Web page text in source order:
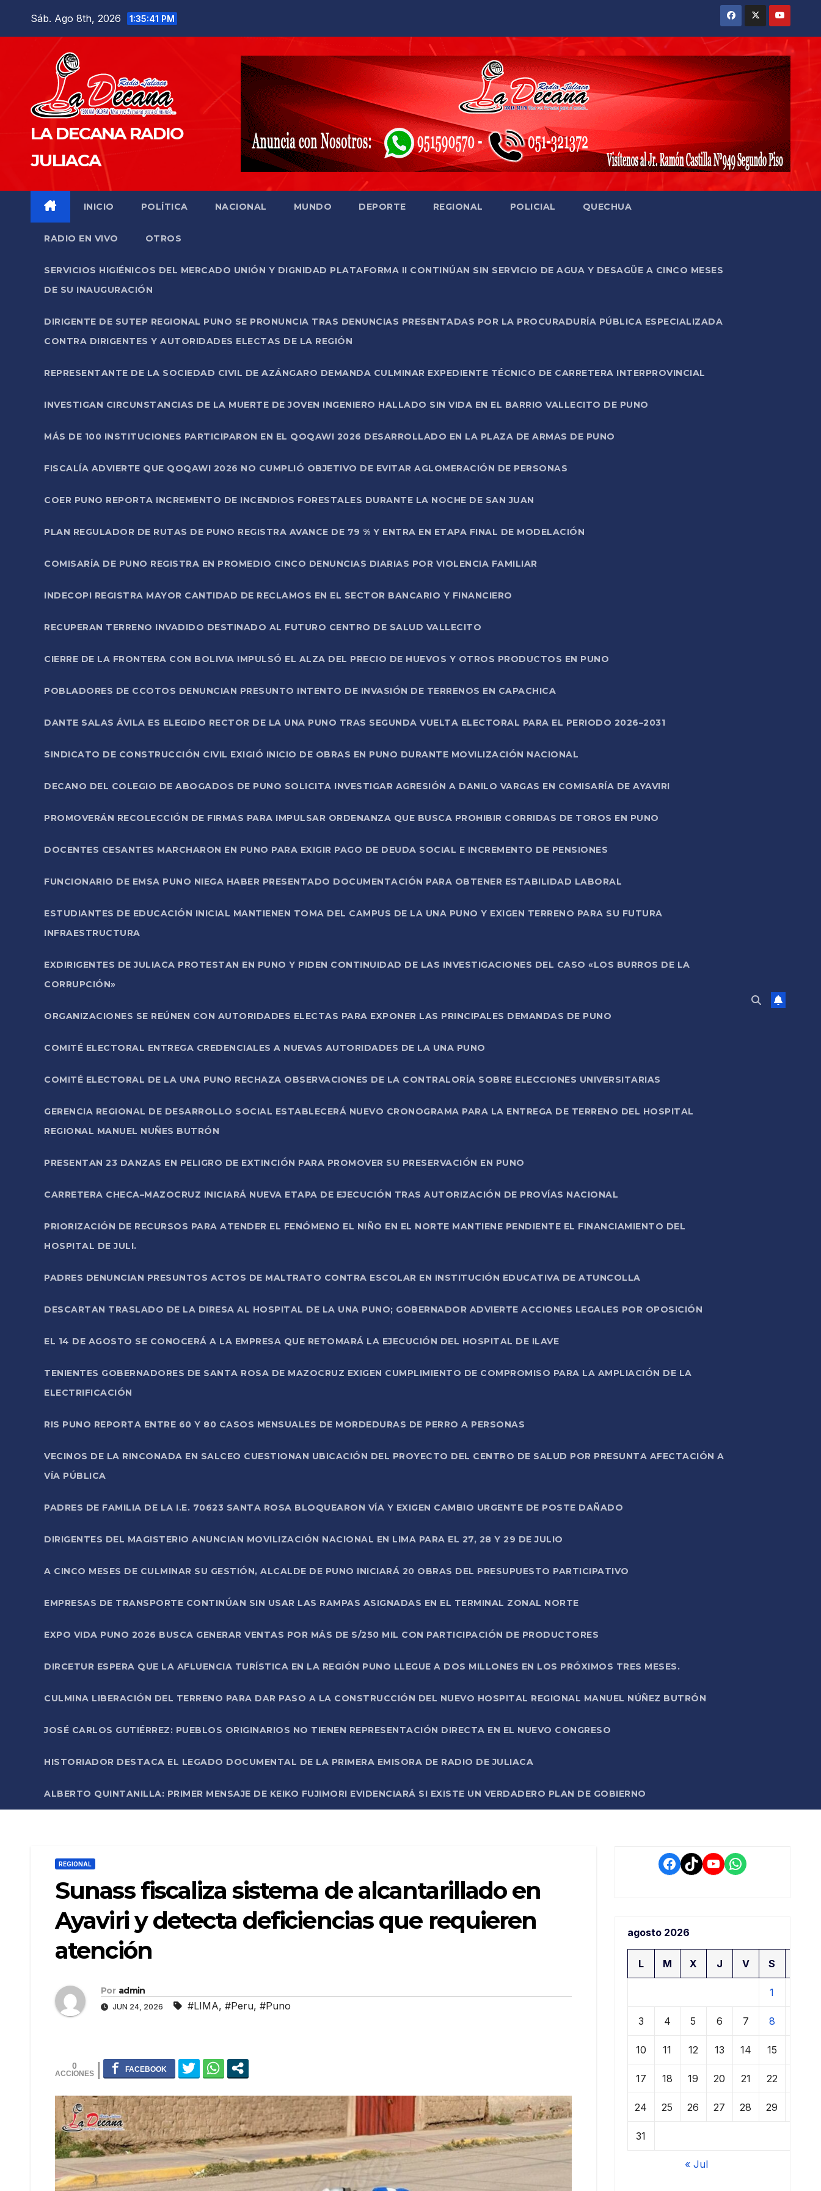
Sáb. Ago 8th, 2026 1:35:42 PM
LA DECANA RADIO
JULIACA
INICIO POLÍTICA NACIONAL MUNDO DEPORTE REGIONAL POLICIAL QUECHUA
RADIO EN VIVO OTROS
SERVICIOS HIGIÉNICOS DEL MERCADO UNIÓN Y DIGNIDAD PLATAFORMA II CONTINÚAN SIN SERVICIO DE AGUA Y DESAGÜE A CINCO MESES
DE SU INAUGURACIÓN
DIRIGENTE DE SUTEP REGIONAL PUNO SE PRONUNCIA TRAS DENUNCIAS PRESENTADAS POR LA PROCURADURÍA PÚBLICA ESPECIALIZADA
CONTRA DIRIGENTES Y AUTORIDADES ELECTAS DE LA REGIÓN
REPRESENTANTE DE LA SOCIEDAD CIVIL DE AZÁNGARO DEMANDA CULMINAR EXPEDIENTE TÉCNICO DE CARRETERA INTERPROVINCIAL
INVESTIGAN CIRCUNSTANCIAS DE LA MUERTE DE JOVEN INGENIERO HALLADO SIN VIDA EN EL BARRIO VALLECITO DE PUNO
MÁS DE 100 INSTITUCIONES PARTICIPARON EN EL QOQAWI 2026 DESARROLLADO EN LA PLAZA DE ARMAS DE PUNO
FISCALÍA ADVIERTE QUE QOQAWI 2026 NO CUMPLIÓ OBJETIVO DE EVITAR AGLOMERACIÓN DE PERSONAS
COER PUNO REPORTA INCREMENTO DE INCENDIOS FORESTALES DURANTE LA NOCHE DE SAN JUAN
PLAN REGULADOR DE RUTAS DE PUNO REGISTRA AVANCE DE 79 % Y ENTRA EN ETAPA FINAL DE MODELACIÓN
COMISARÍA DE PUNO REGISTRA EN PROMEDIO CINCO DENUNCIAS DIARIAS POR VIOLENCIA FAMILIAR
INDECOPI REGISTRA MAYOR CANTIDAD DE RECLAMOS EN EL SECTOR BANCARIO Y FINANCIERO
RECUPERAN TERRENO INVADIDO DESTINADO AL FUTURO CENTRO DE SALUD VALLECITO
CIERRE DE LA FRONTERA CON BOLIVIA IMPULSÓ EL ALZA DEL PRECIO DE HUEVOS Y OTROS PRODUCTOS EN PUNO
POBLADORES DE CCOTOS DENUNCIAN PRESUNTO INTENTO DE INVASIÓN DE TERRENOS EN CAPACHICA
DANTE SALAS ÁVILA ES ELEGIDO RECTOR DE LA UNA PUNO TRAS SEGUNDA VUELTA ELECTORAL PARA EL PERIODO 2026–2031
SINDICATO DE CONSTRUCCIÓN CIVIL EXIGIÓ INICIO DE OBRAS EN PUNO DURANTE MOVILIZACIÓN NACIONAL
DECANO DEL COLEGIO DE ABOGADOS DE PUNO SOLICITA INVESTIGAR AGRESIÓN A DANILO VARGAS EN COMISARÍA DE AYAVIRI
PROMOVERÁN RECOLECCIÓN DE FIRMAS PARA IMPULSAR ORDENANZA QUE BUSCA PROHIBIR CORRIDAS DE TOROS EN PUNO
DOCENTES CESANTES MARCHARON EN PUNO PARA EXIGIR PAGO DE DEUDA SOCIAL E INCREMENTO DE PENSIONES
FUNCIONARIO DE EMSA PUNO NIEGA HABER PRESENTADO DOCUMENTACIÓN PARA OBTENER ESTABILIDAD LABORAL
ESTUDIANTES DE EDUCACIÓN INICIAL MANTIENEN TOMA DEL CAMPUS DE LA UNA PUNO Y EXIGEN TERRENO PARA SU FUTURA
INFRAESTRUCTURA
EXDIRIGENTES DE JULIACA PROTESTAN EN PUNO Y PIDEN CONTINUIDAD DE LAS INVESTIGACIONES DEL CASO «LOS BURROS DE LA
CORRUPCIÓN»
ORGANIZACIONES SE REÚNEN CON AUTORIDADES ELECTAS PARA EXPONER LAS PRINCIPALES DEMANDAS DE PUNO
COMITÉ ELECTORAL ENTREGA CREDENCIALES A NUEVAS AUTORIDADES DE LA UNA PUNO
COMITÉ ELECTORAL DE LA UNA PUNO RECHAZA OBSERVACIONES DE LA CONTRALORÍA SOBRE ELECCIONES UNIVERSITARIAS
GERENCIA REGIONAL DE DESARROLLO SOCIAL ESTABLECERÁ NUEVO CRONOGRAMA PARA LA ENTREGA DE TERRENO DEL HOSPITAL
REGIONAL MANUEL NUÑES BUTRÓN
PRESENTAN 23 DANZAS EN PELIGRO DE EXTINCIÓN PARA PROMOVER SU PRESERVACIÓN EN PUNO
CARRETERA CHECA–MAZOCRUZ INICIARÁ NUEVA ETAPA DE EJECUCIÓN TRAS AUTORIZACIÓN DE PROVÍAS NACIONAL
PRIORIZACIÓN DE RECURSOS PARA ATENDER EL FENÓMENO EL NIÑO EN EL NORTE MANTIENE PENDIENTE EL FINANCIAMIENTO DEL
HOSPITAL DE JULI.
PADRES DENUNCIAN PRESUNTOS ACTOS DE MALTRATO CONTRA ESCOLAR EN INSTITUCIÓN EDUCATIVA DE ATUNCOLLA
DESCARTAN TRASLADO DE LA DIRESA AL HOSPITAL DE LA UNA PUNO; GOBERNADOR ADVIERTE ACCIONES LEGALES POR OPOSICIÓN
EL 14 DE AGOSTO SE CONOCERÁ A LA EMPRESA QUE RETOMARÁ LA EJECUCIÓN DEL HOSPITAL DE ILAVE
TENIENTES GOBERNADORES DE SANTA ROSA DE MAZOCRUZ EXIGEN CUMPLIMIENTO DE COMPROMISO PARA LA AMPLIACIÓN DE LA
ELECTRIFICACIÓN
RIS PUNO REPORTA ENTRE 60 Y 80 CASOS MENSUALES DE MORDEDURAS DE PERRO A PERSONAS
VECINOS DE LA RINCONADA EN SALCEO CUESTIONAN UBICACIÓN DEL PROYECTO DEL CENTRO DE SALUD POR PRESUNTA AFECTACIÓN A
VÍA PÚBLICA
PADRES DE FAMILIA DE LA I.E. 70623 SANTA ROSA BLOQUEARON VÍA Y EXIGEN CAMBIO URGENTE DE POSTE DAÑADO
DIRIGENTES DEL MAGISTERIO ANUNCIAN MOVILIZACIÓN NACIONAL EN LIMA PARA EL 27, 28 Y 29 DE JULIO
A CINCO MESES DE CULMINAR SU GESTIÓN, ALCALDE DE PUNO INICIARÁ 20 OBRAS DEL PRESUPUESTO PARTICIPATIVO
EMPRESAS DE TRANSPORTE CONTINÚAN SIN USAR LAS RAMPAS ASIGNADAS EN EL TERMINAL ZONAL NORTE
EXPO VIDA PUNO 2026 BUSCA GENERAR VENTAS POR MÁS DE S/250 MIL CON PARTICIPACIÓN DE PRODUCTORES
DIRCETUR ESPERA QUE LA AFLUENCIA TURÍSTICA EN LA REGIÓN PUNO LLEGUE A DOS MILLONES EN LOS PRÓXIMOS TRES MESES.
CULMINA LIBERACIÓN DEL TERRENO PARA DAR PASO A LA CONSTRUCCIÓN DEL NUEVO HOSPITAL REGIONAL MANUEL NÚÑEZ BUTRÓN
JOSÉ CARLOS GUTIÉRREZ: PUEBLOS ORIGINARIOS NO TIENEN REPRESENTACIÓN DIRECTA EN EL NUEVO CONGRESO
HISTORIADOR DESTACA EL LEGADO DOCUMENTAL DE LA PRIMERA EMISORA DE RADIO DE JULIACA
ALBERTO QUINTANILLA: PRIMER MENSAJE DE KEIKO FUJIMORI EVIDENCIARÁ SI EXISTE UN VERDADERO PLAN DE GOBIERNO
REGIONAL
Sunass fiscaliza sistema de alcantarillado en
Ayaviri y detecta deficiencias que requieren
atención
Por admin
JUN 24, 2026 #LIMA, #Peru, #Puno
0
Facebook
TikTokYouTube
WhatsApp
agosto 2026
L M X J V S
1
3 4 5 6 7 8
10 11 12 13 14 15
17 18 19 20 21 22
24 25 26 27 28 29
31
« Jul